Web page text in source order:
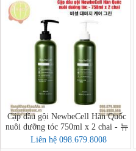
Cặp dầu gội NewbeCell Hàn Quốc
nuôi dưỡng tóc 750ml x 2 chai - 뉴
비셀 데미지 케어 그린
Liên hệ 098.679.8008